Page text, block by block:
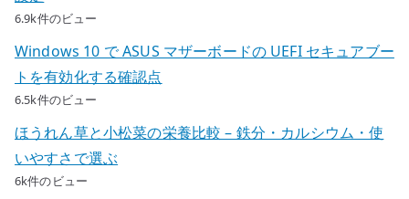
6.9k件のビュー
Windows 10 で ASUS マザーボードの UEFI セキュアブー
トを有効化する確認点
6.5k件のビュー
ほうれん草と小松菜の栄養比較 – 鉄分・カルシウム・使
いやすさで選ぶ
6k件のビュー